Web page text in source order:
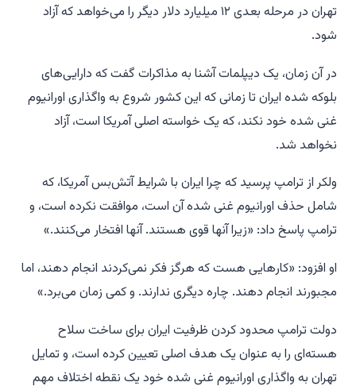
تهران در مرحله بعدی ۱۲ میلیارد دلار دیگر را می‌خواهد که آزاد
شود.
در آن زمان، یک دیپلمات آشنا به مذاکرات گفت که دارایی‌های
بلوکه شده ایران تا زمانی که این کشور شروع به واگذاری اورانیوم
غنی شده خود نکند، که یک خواسته اصلی آمریکا است، آزاد
نخواهد شد.
ولکر از ترامپ پرسید که چرا ایران با شرایط آتش‌بس آمریکا، که
شامل حذف اورانیوم غنی شده آن است، موافقت نکرده است، و
ترامپ پاسخ داد: «زیرا آنها قوی هستند. آنها افتخار می‌کنند.»
او افزود: «کارهایی هست که هرگز فکر نمی‌کردند انجام دهند، اما
مجبورند انجام دهند. چاره دیگری ندارند. و کمی زمان می‌برد.»
دولت ترامپ محدود کردن ظرفیت ایران برای ساخت سلاح
هسته‌ای را به عنوان یک هدف اصلی تعیین کرده است، و تمایل
تهران به واگذاری اورانیوم غنی شده خود یک نقطه اختلاف مهم